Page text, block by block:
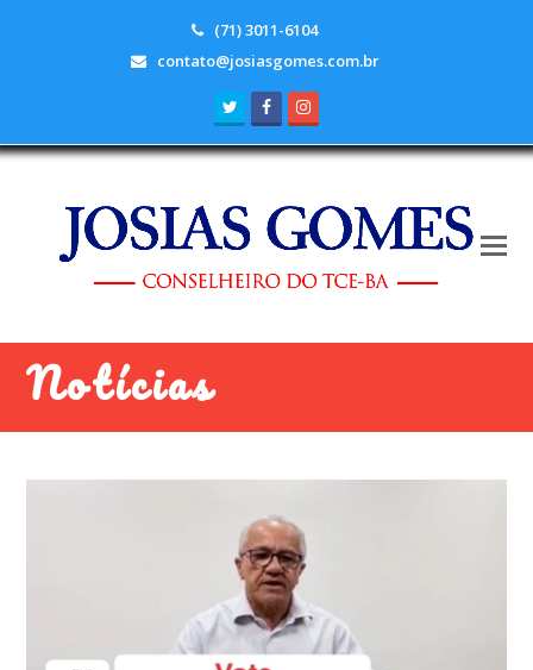
(71) 3011-6104
contato@josiasgomes.com.br
TwitterFacebook
Notícias